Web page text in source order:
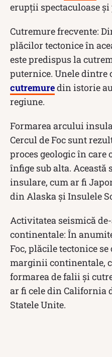
erupții spectaculoase
Cutremure frecvente:
plăcilor tectonice în
este predispus la
puternice. Unele dintre
cutremuredin istorie
regiune.
Formarea arcului
Cercul de Foc sunt
proces geologic în care
înfige sub alta. Această
insulare, cum ar fi
din Alaska și Insulele
Activitatea seismică
continentale: În
Foc, plăcile tectonice
marginii continentale,
formarea de falii și
ar fi cele din California
Statele Unite.